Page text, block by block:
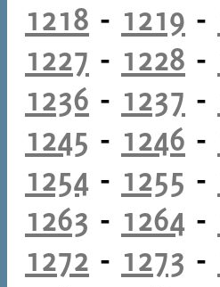
1218 - 1219 -
1227 - 1228 -
1236 - 1237 -
1245 - 1246 -
1254 - 1255 -
1263 - 1264 -
1272 - 1273 -